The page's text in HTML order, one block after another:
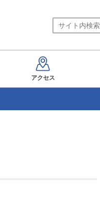
アクセス